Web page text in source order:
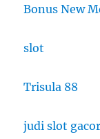
Bonus New
slot
Trisula 88
judi slot gacor